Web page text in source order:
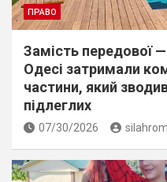
ПРАВО
Замість передової
Одесі затримали
частини, який
підлеглих
07/30/2026